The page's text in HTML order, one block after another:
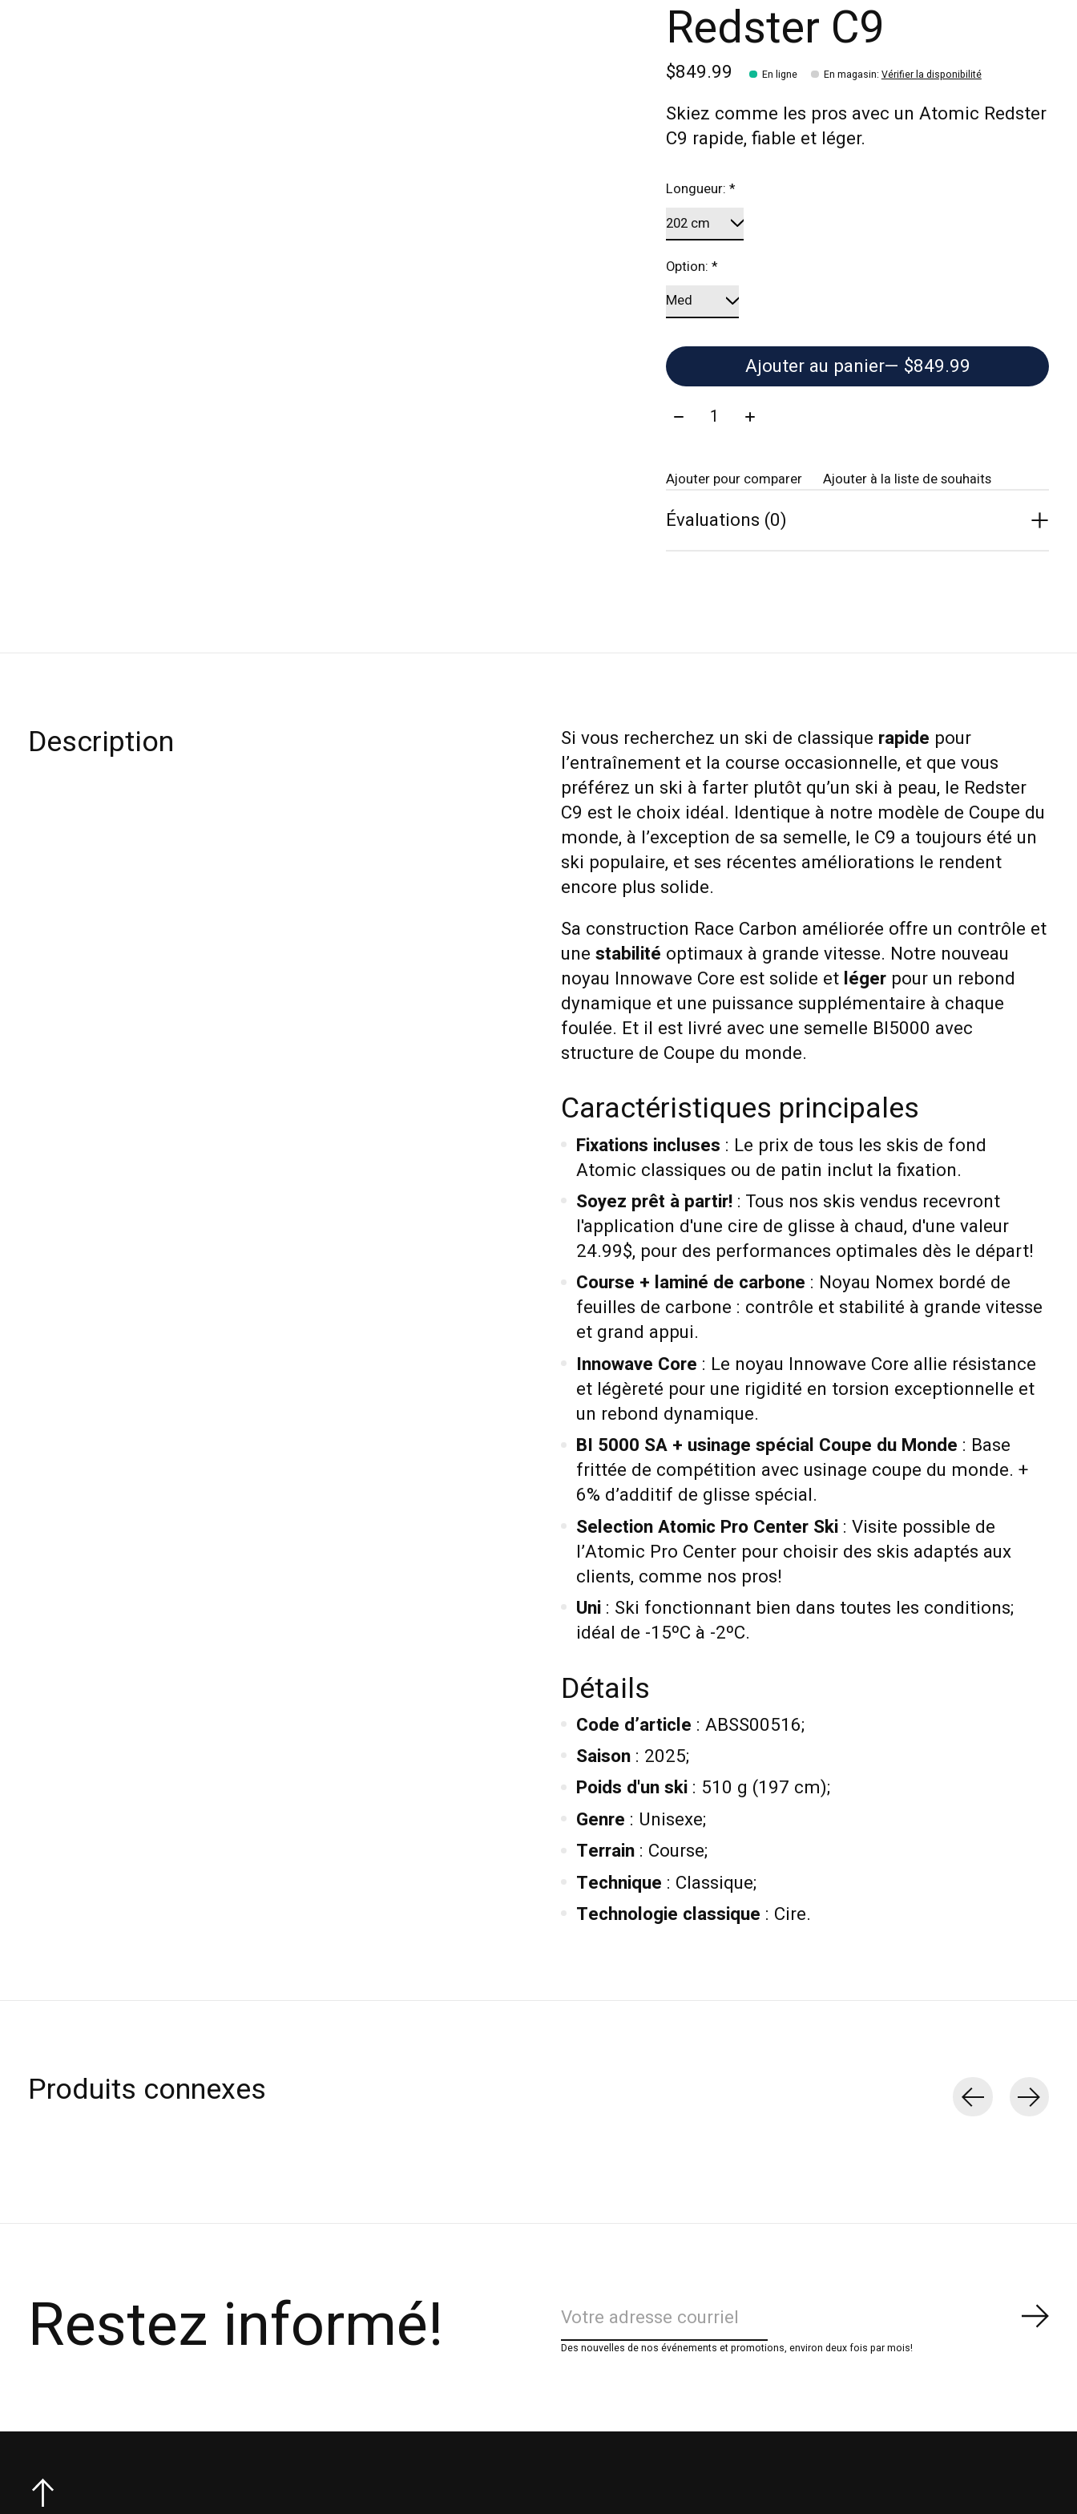
Redster C9
$849.99 En ligne En magasin: Vérifier la disponibilité
Skiez comme les pros avec un Atomic Redster
C9 rapide, fiable et léger.
Longueur:*
Option:*
Ajouter au panier
— $849.99
Quantité:
Ajouter pour comparer Ajouter à la liste de souhaits
Évaluations (0)
Description Si vous recherchez un ski de classique rapide pour
l’entraînement et la course occasionnelle, et que vous
préférez un ski à farter plutôt qu’un ski à peau, le Redster
C9 est le choix idéal. Identique à notre modèle de Coupe du
monde, à l’exception de sa semelle, le C9 a toujours été un
ski populaire, et ses récentes améliorations le rendent
encore plus solide.
Sa construction Race Carbon améliorée offre un contrôle et
une stabilité optimaux à grande vitesse. Notre nouveau
noyau Innowave Core est solide et légerpour un rebond
dynamique et une puissance supplémentaire à chaque
foulée. Et il est livré avec une semelle BI5000 avec
structure de Coupe du monde.
Caractéristiques principales
Fixations incluses : Le prix de tous les skis de fond
Atomic classiques ou de patin inclut la fixation.
Soyez prêt à partir!: Tous nos skis vendus recevront
l'application d'une cire de glisse à chaud, d'une valeur
24.99$, pour des performances optimales dès le départ!
Course + laminé de carbone : Noyau Nomex bordé de
feuilles de carbone : contrôle et stabilité à grande vitesse
et grand appui.
Innowave Core : Le noyau Innowave Core allie résistance
et légèreté pour une rigidité en torsion exceptionnelle et
un rebond dynamique.
BI 5000 SA + usinage spécial Coupe du Monde : Base
frittée de compétition avec usinage coupe du monde. +
6% d’additif de glisse spécial.
Selection Atomic Pro Center Ski: Visite possible de
l’Atomic Pro Center pour choisir des skis adaptés aux
clients, comme nos pros!
Uni: Ski fonctionnant bien dans toutes les conditions;
idéal de -15ºC à -2ºC.
Détails
Code d’article : ABSS00516;
Saison: 2025;
Poids d'un ski: 510 g (197 cm);
Genre : Unisexe;
Terrain: Course;
Technique : Classique;
Technologie classique : Cire.
Produits connexes
Restez informé! Des nouvelles de nos événements et promotions, environ deux fois par mois!